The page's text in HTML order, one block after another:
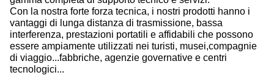
Con la nostra forte forza tecnica, i nostri prodotti hanno i
vantaggi di lunga distanza di trasmissione, bassa
interferenza, prestazioni portatili e affidabili che possono
essere ampiamente utilizzati nei turisti, musei,compagnie
di viaggio...fabbriche, agenzie governative e centri
tecnologici...